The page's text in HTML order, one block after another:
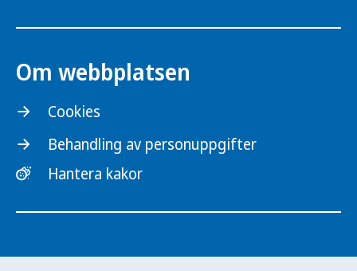
Om webbplatsen
Cookies
Behandling av personuppgifter
Hantera kakor